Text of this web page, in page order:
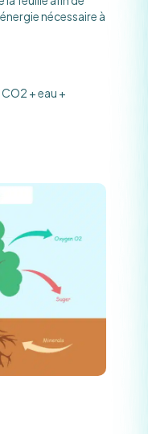
nécessaire à
+ eau +